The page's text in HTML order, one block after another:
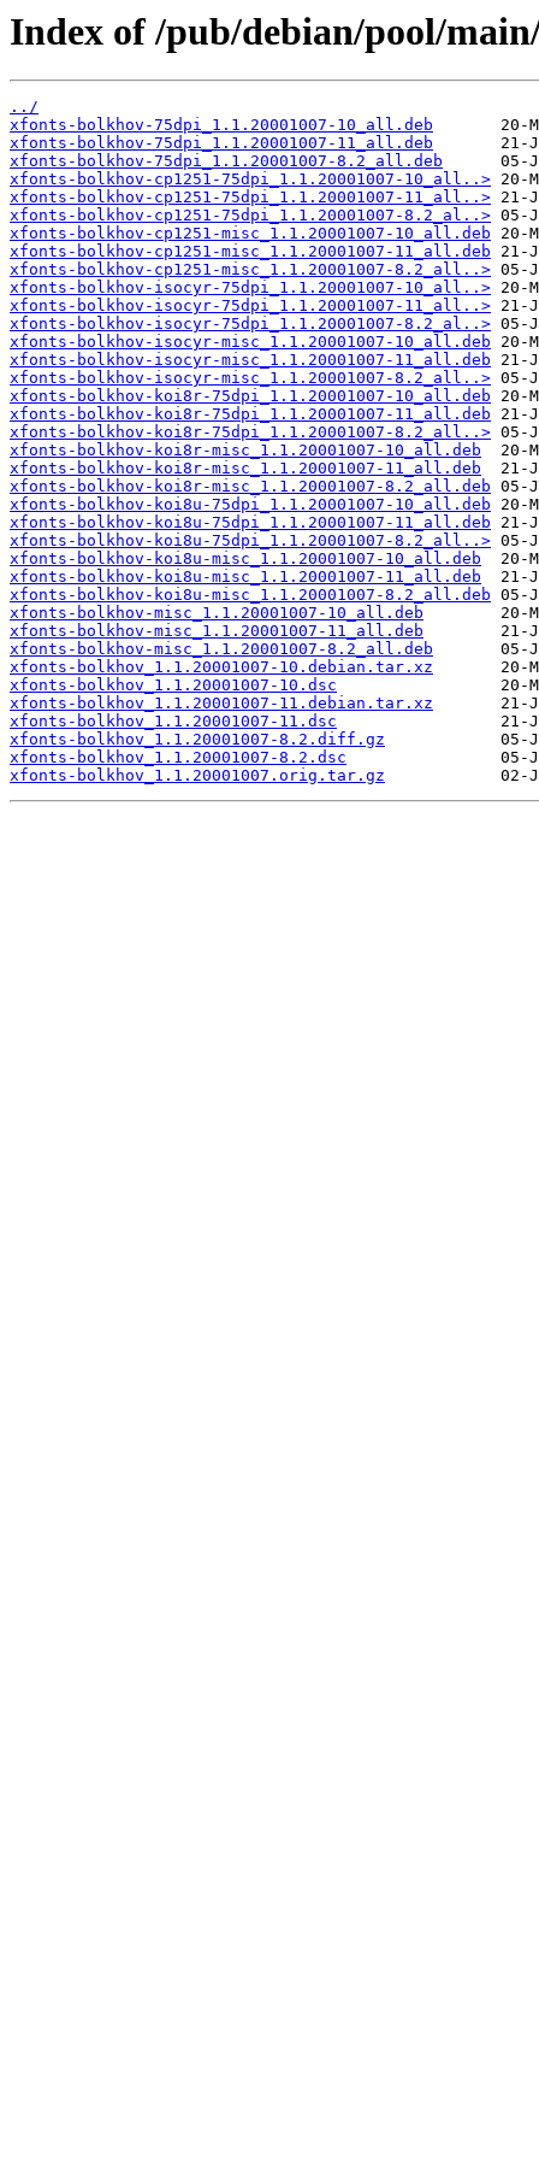
Index of /pub/debian/pool/
../
xfonts-bolkhov-75dpi_1.1.20001007-10_all.deb
xfonts-bolkhov-75dpi_1.1.20001007-11_all.deb
xfonts-bolkhov-75dpi_1.1.20001007-8.2_all.deb
xfonts-bolkhov-cp1251-75dpi_1.1.20001007-10_all..>
xfonts-bolkhov-cp1251-75dpi_1.1.20001007-11_all..>
xfonts-bolkhov-cp1251-75dpi_1.1.20001007-8.2_al..>
xfonts-bolkhov-cp1251-misc_1.1.20001007-10_all.deb
xfonts-bolkhov-cp1251-misc_1.1.20001007-11_all.deb
xfonts-bolkhov-cp1251-misc_1.1.20001007-8.2_all..>
xfonts-bolkhov-isocyr-75dpi_1.1.20001007-10_all..>
xfonts-bolkhov-isocyr-75dpi_1.1.20001007-11_all..>
xfonts-bolkhov-isocyr-75dpi_1.1.20001007-8.2_al..>
xfonts-bolkhov-isocyr-misc_1.1.20001007-10_all.deb
xfonts-bolkhov-isocyr-misc_1.1.20001007-11_all.deb
xfonts-bolkhov-isocyr-misc_1.1.20001007-8.2_all..>
xfonts-bolkhov-koi8r-75dpi_1.1.20001007-10_all.deb
xfonts-bolkhov-koi8r-75dpi_1.1.20001007-11_all.deb
xfonts-bolkhov-koi8r-75dpi_1.1.20001007-8.2_all..>
xfonts-bolkhov-koi8r-misc_1.1.20001007-10_all.deb
xfonts-bolkhov-koi8r-misc_1.1.20001007-11_all.deb
xfonts-bolkhov-koi8r-misc_1.1.20001007-8.2_all.deb
xfonts-bolkhov-koi8u-75dpi_1.1.20001007-10_all.deb
xfonts-bolkhov-koi8u-75dpi_1.1.20001007-11_all.deb
xfonts-bolkhov-koi8u-75dpi_1.1.20001007-8.2_all..>
xfonts-bolkhov-koi8u-misc_1.1.20001007-10_all.deb
xfonts-bolkhov-koi8u-misc_1.1.20001007-11_all.deb
xfonts-bolkhov-koi8u-misc_1.1.20001007-8.2_all.deb
xfonts-bolkhov-misc_1.1.20001007-10_all.deb
xfonts-bolkhov-misc_1.1.20001007-11_all.deb
xfonts-bolkhov-misc_1.1.20001007-8.2_all.deb
xfonts-bolkhov_1.1.20001007-10.debian.tar.xz
xfonts-bolkhov_1.1.20001007-10.dsc
xfonts-bolkhov_1.1.20001007-11.debian.tar.xz
xfonts-bolkhov_1.1.20001007-11.dsc
xfonts-bolkhov_1.1.20001007-8.2.diff.gz
xfonts-bolkhov_1.1.20001007-8.2.dsc
xfonts-bolkhov_1.1.20001007.orig.tar.gz